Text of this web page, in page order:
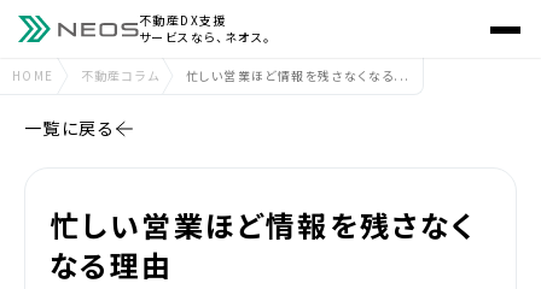
不動産DX支援
サービスなら、ネオス。
HOME 不動産コラム 忙しい営業ほど情報を残さなくなる...
一覧に戻る
忙しい営業ほど情報を残さなく
なる理由